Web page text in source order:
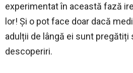
experimentat în această fază
lor! Și o pot face doar dacă
adulții de lângă ei sunt
descoperiri.